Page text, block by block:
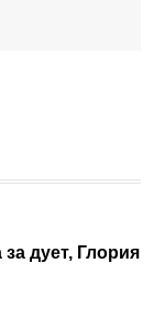
дует, Глория